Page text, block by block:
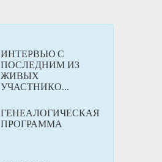
ИНТЕРВЬЮ С
ПОСЛЕДНИМ ИЗ
ЖИВЫХ
УЧАСТНИКО...
ГЕНЕАЛОГИЧЕСКАЯ
ПРОГРАММА